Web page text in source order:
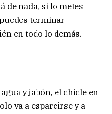
de nada, si lo metes
terminar
en todo lo demás.
y jabón, el chicle en
va a esparcirse y a